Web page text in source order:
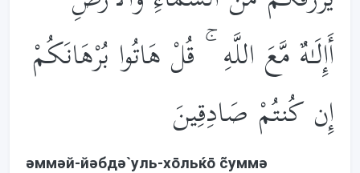
أَإِلَـٰهٌ مَّعَ اللَّهِ ۚ قُلْ هَاتُوا بُرْهَانَكُمْ
إِن كُنتُمْ صَادِقِينَ
əммəй-йəбдə`уль-хōльќō c̃уммə